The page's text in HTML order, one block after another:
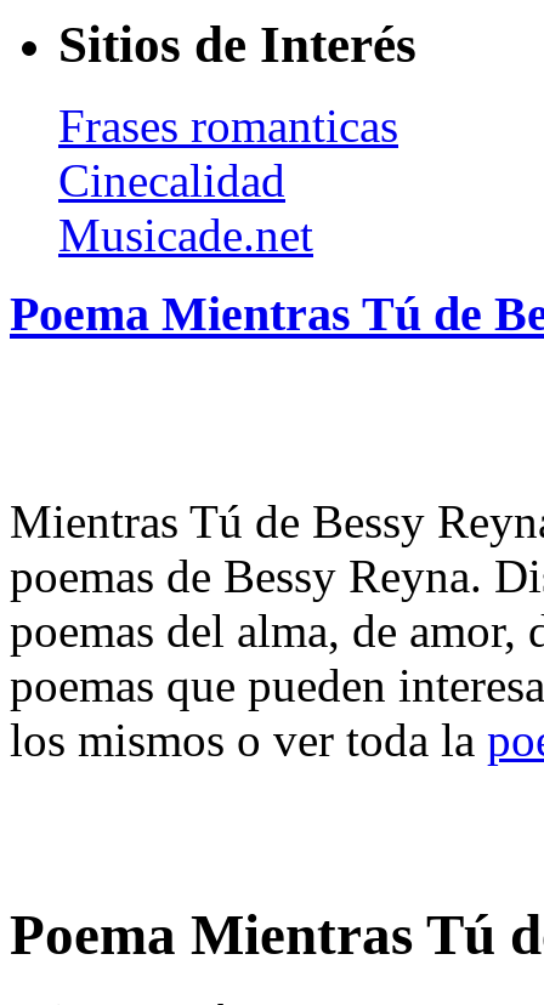
Sitios de Interés
Frases romanticas
Cinecalidad
Musicade.net
Poema Mientras Tú de
Mientras Tú de Bessy
poemas de Bessy Reyna.
poemas del alma, de
poemas que pueden
los mismos o ver toda la
Poema Mientras Tú